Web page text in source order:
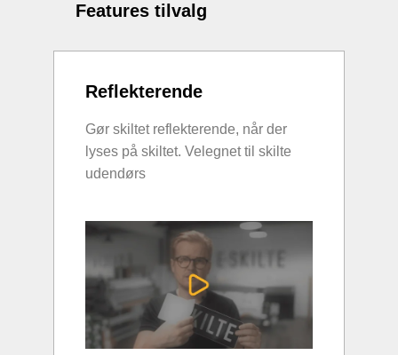
Features tilvalg
Reflekterende
Gør skiltet reflekterende, når der
lyses på skiltet. Velegnet til skilte
udendørs